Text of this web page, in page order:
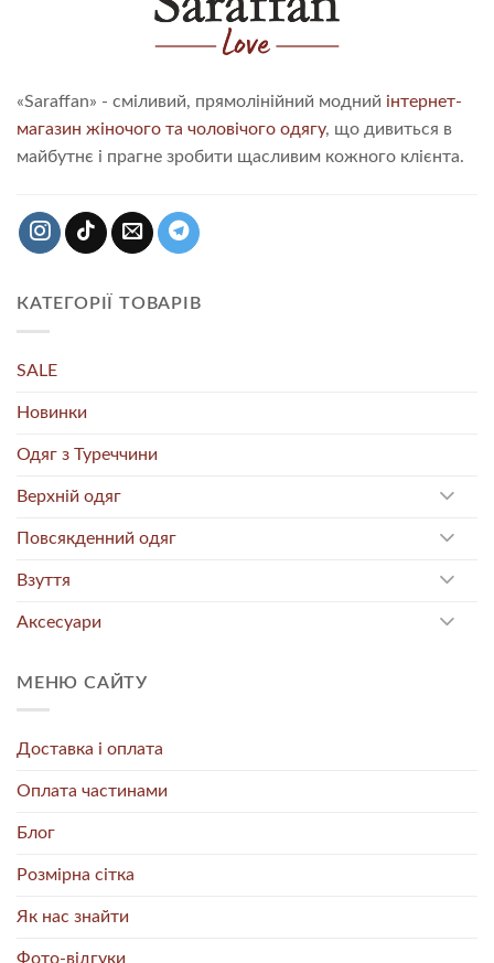
«Saraffan» - сміливий, прямолінійний модний інтернет-
магазин жіночого та чоловічого одягу, що дивиться в
майбутнє і прагне зробити щасливим кожного клієнта.
КАТЕГОРІЇ ТОВАРІВ
SALE
Новинки
Одяг з Туреччини
Верхній одяг
Повсякденний одяг
Взуття
Аксесуари
МЕНЮ САЙТУ
Доставка і оплата
Оплата частинами
Блог
Розмірна сітка
Як нас знайти
Фото-відгуки